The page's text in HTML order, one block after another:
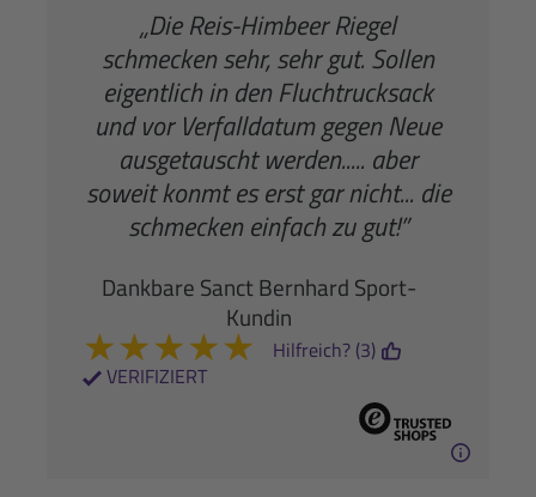
„Die Reis-Himbeer Riegel
schmecken sehr, sehr gut. Sollen
eigentlich in den Fluchtrucksack
und vor Verfalldatum gegen Neue
ausgetauscht werden..... aber
soweit konmt es erst gar nicht... die
schmecken einfach zu gut!”
Dankbare Sanct Bernhard Sport-
Kundin
★★★★★
VERIFIZIERT
Hilfreich? (3)